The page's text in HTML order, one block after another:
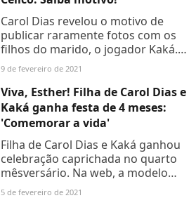
Carol Dias revelou o motivo de
publicar raramente fotos com os
filhos do marido, o jogador Kaká.
De acordo com ela, foi um pedido
Celico
9 de fevereiro de 2021
Viva, Esther! Filha de Carol Dias e
Kaká ganha festa de 4 meses:
'Comemorar a vida'
Filha de Carol Dias e Kaká ganhou
celebração caprichada no quarto
mêsversário. Na web, a modelo
postou fotos da decoração da
5 de fevereiro de 2021